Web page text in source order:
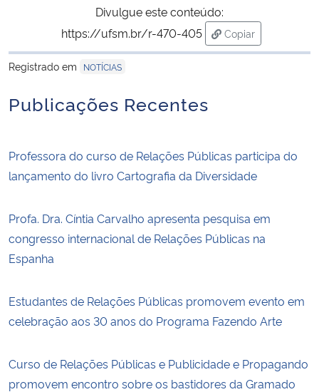
Divulgue este conteúdo:
https://ufsm.br/r-470-405
Copiar
para área de
Registrado em
NOTÍCIAS
Publicações Recentes
Professora do curso de Relações Públicas participa do
lançamento do livro Cartografia da Diversidade
Profa. Dra. Cíntia Carvalho apresenta pesquisa em
congresso internacional de Relações Públicas na
Espanha
Estudantes de Relações Públicas promovem evento em
celebração aos 30 anos do Programa Fazendo Arte
Curso de Relações Públicas e Publicidade e Propagando
promovem encontro sobre os bastidores da Gramado